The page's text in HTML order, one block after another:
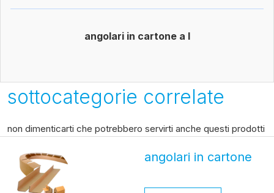
angolari in cartone a l
sottocategorie correlate
non dimenticarti che potrebbero servirti anche questi prodotti
angolari in cartone